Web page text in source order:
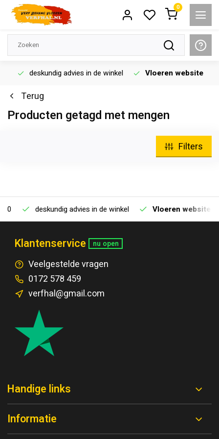
0
deskundig advies in de winkel Vloeren website
Terug
Producten getagd met mengen
Filters
deskundig advies in de winkel Vloeren website
Klantenservice nu open
Veelgestelde vragen
0172 578 459
verfhal@gmail.com
Handige links
Informatie